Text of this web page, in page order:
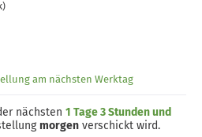
am nächsten Werktag
nächsten 1 Tage 3 Stunden und
morgen verschickt wird.